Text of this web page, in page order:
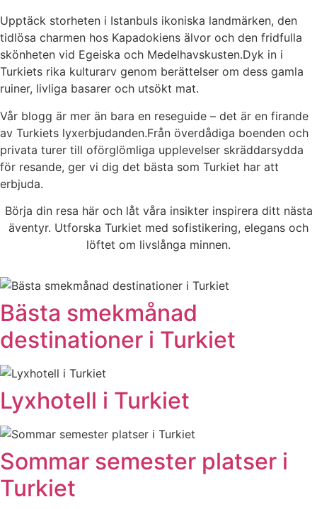
Upptäck storheten i Istanbuls ikoniska landmärken, den
tidlösa charmen hos Kapadokiens älvor och den fridfulla
skönheten vid Egeiska och Medelhavskusten.Dyk in i
Turkiets rika kulturarv genom berättelser om dess gamla
ruiner, livliga basarer och utsökt mat.
Vår blogg är mer än bara en reseguide – det är en firande
av Turkiets lyxerbjudanden.Från överdådiga boenden och
privata turer till oförglömliga upplevelser skräddarsydda
för resande, ger vi dig det bästa som Turkiet har att
erbjuda.
Börja din resa här och låt våra insikter inspirera ditt nästa
äventyr. Utforska Turkiet med sofistikering, elegans och
löftet om livslånga minnen.
Bästa smekmånad
destinationer i Turkiet
Lyxhotell i Turkiet
Sommar semester platser i
Turkiet